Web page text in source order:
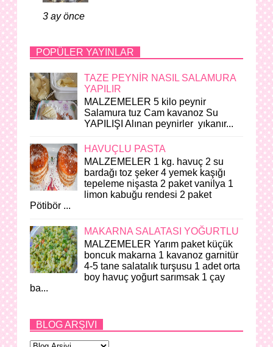
3 ay önce
POPÜLER YAYINLAR
TAZE PEYNİR NASIL SALAMURA
YAPILIR
MALZEMELER 5 kilo peynir
Salamura tuz Cam kavanoz Su
YAPILIŞI Alınan peynirler yıkanır...
HAVUÇLU PASTA
MALZEMELER 1 kg. havuç 2 su
bardağı toz şeker 4 yemek kaşığı
tepeleme nişasta 2 paket vanilya 1
limon kabuğu rendesi 2 paket
Pötibör ...
MAKARNA SALATASI YOĞURTLU
MALZEMELER Yarım paket küçük
boncuk makarna 1 kavanoz garnitür
4-5 tane salatalık turşusu 1 adet orta
boy havuç yoğurt sarımsak 1 çay
ba...
BLOG ARŞIVI